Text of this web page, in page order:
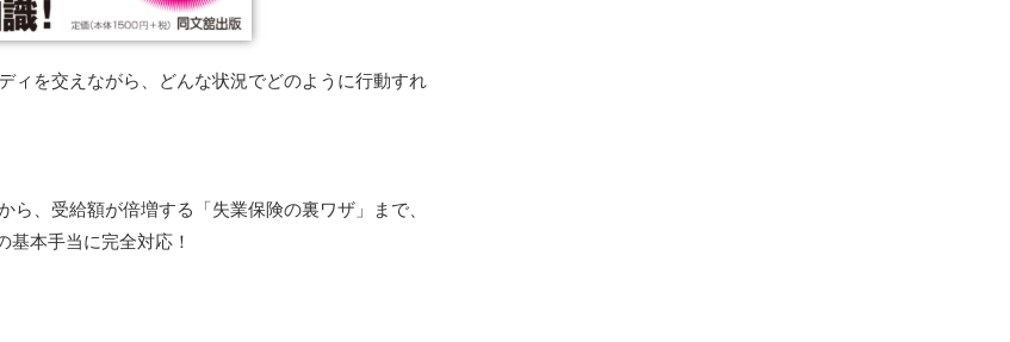
ィを交えながら、どんな状況でどのように行動すれ
、受給額が倍増する「失業保険の裏ワザ」まで、
本手当に完全対応！